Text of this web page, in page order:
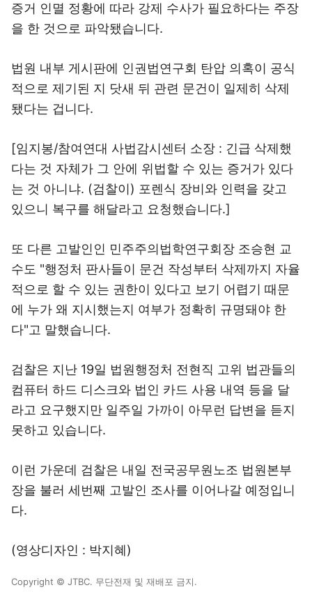
증거 인멸 정황에 따라 강제 수사가 필요하다는 주장
을 한 것으로 파악됐습니다.
법원 내부 게시판에 인권법연구회 탄압 의혹이 공식
적으로 제기된 지 닷새 뒤 관련 문건이 일제히 삭제
됐다는 겁니다.
[임지봉/참여연대 사법감시센터 소장 : 긴급 삭제했
다는 것 자체가 그 안에 위법할 수 있는 증거가 있다
는 것 아니냐. (검찰이) 포렌식 장비와 인력을 갖고
있으니 복구를 해달라고 요청했습니다.]
또 다른 고발인인 민주주의법학연구회장 조승현 교
수도 "행정처 판사들이 문건 작성부터 삭제까지 자율
적으로 할 수 있는 권한이 있다고 보기 어렵기 때문
에 누가 왜 지시했는지 여부가 정확히 규명돼야 한
다"고 말했습니다.
검찰은 지난 19일 법원행정처 전현직 고위 법관들의
컴퓨터 하드 디스크와 법인 카드 사용 내역 등을 달
라고 요구했지만 일주일 가까이 아무런 답변을 듣지
못하고 있습니다.
이런 가운데 검찰은 내일 전국공무원노조 법원본부
장을 불러 세번째 고발인 조사를 이어나갈 예정입니
다.
(영상디자인 : 박지혜)
Copyright © JTBC. 무단전재 및 재배포 금지.